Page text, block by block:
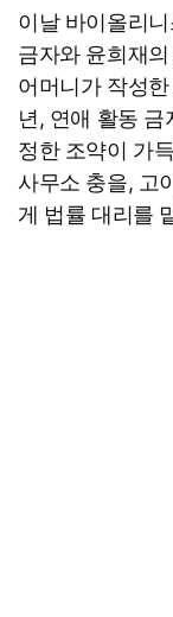
이날 바이올리
금자와 윤희재
어머니가 작성
년, 연애 활동
정한 조약이 가
사무소 충을, 고
게 법률 대리를